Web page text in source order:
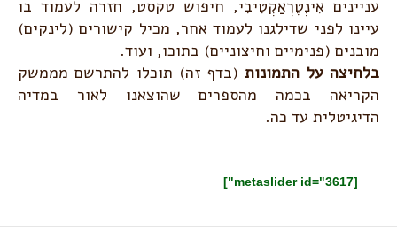
עניינים אִינְטֶרְאַקְטִיבִי, חיפוש טקסט, חזרה לעמוד בו
עיינו לפני שדילגנו לעמוד אחר, מכיל קישורים (לינקים)
מובנים (פנימיים וחיצוניים) בתוכו, ועוד.
בלחיצה על התמונות(בדף זה) תוכלו להתרשם מממשק
הקריאה בכמה מהספרים שהוצאנו לאור במדיה
הדיגיטלית עד כה.
[metaslider id="3617"]